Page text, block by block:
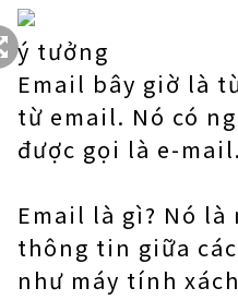
ý tưởng
Email bây giờ là
từ email. Nó có
được gọi là e-mail.
Email là gì? Nó
thông tin giữa
như máy tính